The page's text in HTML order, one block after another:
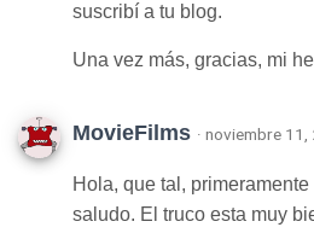
suscribí a tu blog.
Una vez más, gracias, mi
MovieFilms · noviembre
Hola, que tal,
saludo. El truco esta muy